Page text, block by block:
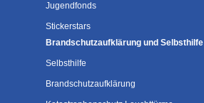
Jugendfonds
Stickerstars
Brandschutzaufklärung und Selbsthilfe
Selbsthilfe
Brandschutzaufklärung